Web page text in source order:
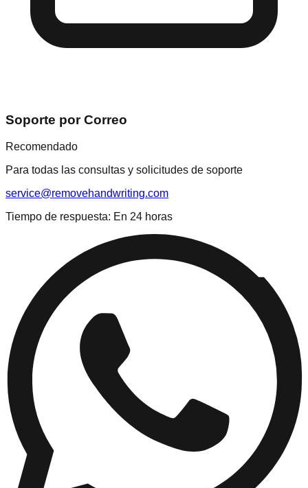
Soporte por Correo
Recomendado
Para todas las consultas y solicitudes de soporte
service@removehandwriting.com
Tiempo de respuesta: En 24 horas